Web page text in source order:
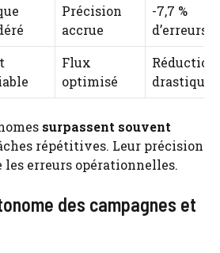
Précision
accrue
-7,7 %
d’erreurs
Flux
optimisé
Réduction
drastique
surpassent souvent
répétitives. Leur précision
erreurs opérationnelles.
des campagnes et